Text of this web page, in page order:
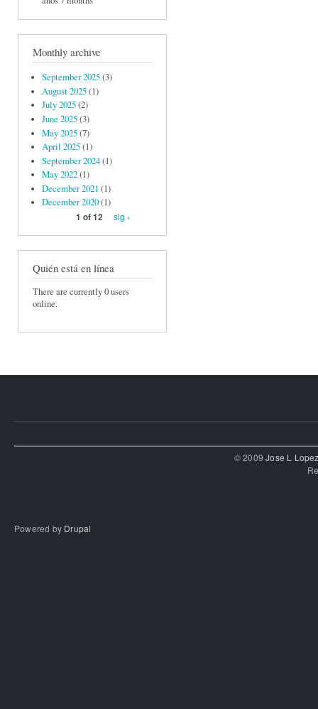
Monthly archive
September 2025(3)
August 2025(1)
July 2025(2)
June 2025(3)
May 2025(7)
April 2025(1)
September 2024(1)
May 2022(1)
December 2021 (1)
December 2020(1)
1 of 12
sig ›
Quién está en línea
There are currently 0 users
online.
© 2009Jose L
Powered by Drupal